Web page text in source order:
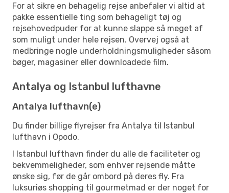
For at sikre en behagelig rejse anbefaler vi altid at
pakke essentielle ting som behageligt tøj og
rejsehovedpuder for at kunne slappe så meget af
som muligt under hele rejsen. Overvej også at
medbringe nogle underholdningsmuligheder såsom
bøger, magasiner eller downloadede film.
Antalya og Istanbul lufthavne
Antalya lufthavn(e)
Du finder billige flyrejser fra Antalya til Istanbul
lufthavn i Opodo.
I Istanbul lufthavn finder du alle de faciliteter og
bekvemmeligheder, som enhver rejsende måtte
ønske sig, før de går ombord på deres fly. Fra
luksuriøs shopping til gourmetmad er der noget for